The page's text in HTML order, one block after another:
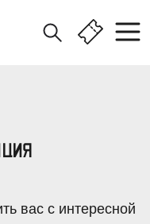
вас с интересной